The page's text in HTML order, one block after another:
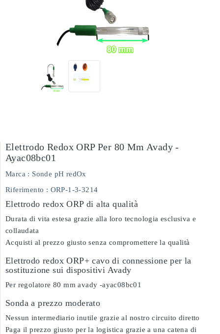
Elettrodo Redox ORP Per 80 Mm Avady -
Ayac08bc01
Marca : Sonde pH redOx
Riferimento : ORP-1-3-3214
Elettrodo redox ORP di alta qualità
Durata di vita estesa grazie alla loro tecnologia esclusiva e
collaudata
Acquisti al prezzo giusto senza compromettere la qualità
Elettrodo redox ORP+ cavo di connessione per la
sostituzione sui dispositivi Avady
Per regolatore 80 mm avady -ayac08bc01
Sonda a prezzo moderato
Nessun intermediario inutile grazie al nostro circuito diretto
Paga il prezzo giusto per la logistica grazie a una catena di